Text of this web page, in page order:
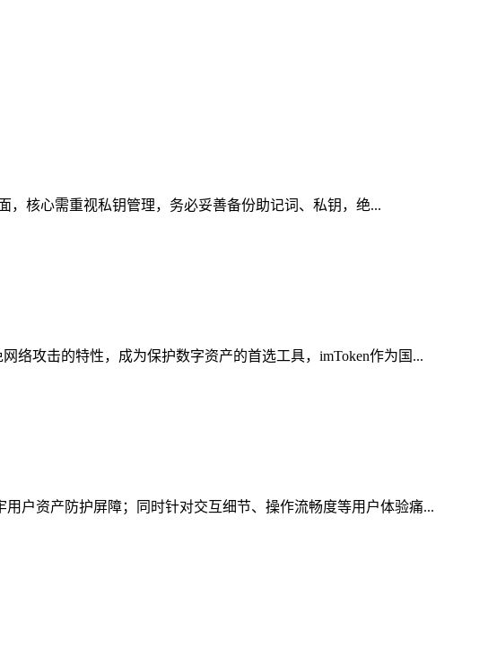
，核心需重视私钥管理，务必妥善备份助记词、私钥，绝...
络攻击的特性，成为保护数字资产的首选工具，imToken作为国...
户资产防护屏障；同时针对交互细节、操作流畅度等用户体验痛...